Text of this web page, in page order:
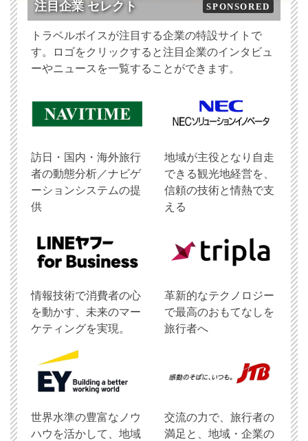
注目企業 セレクト SPONSORED
トラベルボイスが注目する企業の特設サイトで
す。ロゴをクリックすると注目企業のインタビュ
ーやニュースを一覧することができます。
訪日・国内・海外旅行
者の動態分析／ナビゲ
ーションシステムの提
供
地域が主役となり自走
できる観光地経営を、
信頼の技術と情熱で支
える
情報技術で消費者の心
を動かす、未来のマー
ケティングを実現。
革新的なテクノロジー
で最高のおもてなしを
旅行者へ
世界水準の豊富なノウ
ハウを活かして、地域
交流の力で、旅行者の
満足と、地域・企業の